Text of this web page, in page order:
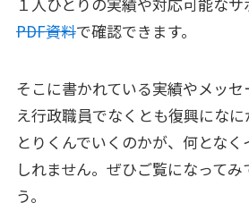
PDF資料で確認できます。
そこに書かれている実績やメッ
え行政職員でなくとも復興にな
とりくんでいくのかが、何とな
しれません。ぜひご覧になってみ
う。